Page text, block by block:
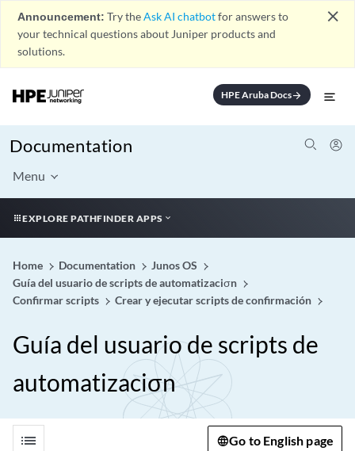
Announcement: Try theAsk AI chatbotfor answers to
your technical questions about Juniper products and
solutions.
close
HPE Aruba Docsarrow_forward
Documentation
Menu
EXPLORE PATHFINDER APPS
Home Documentation
Junos OS
Guía del usuario de scripts de automatizaciσn
Confirmar scripts
Crear y ejecutar scripts de confirmación
Guía del usuario de scripts de
automatizaciσn
list Go to English page